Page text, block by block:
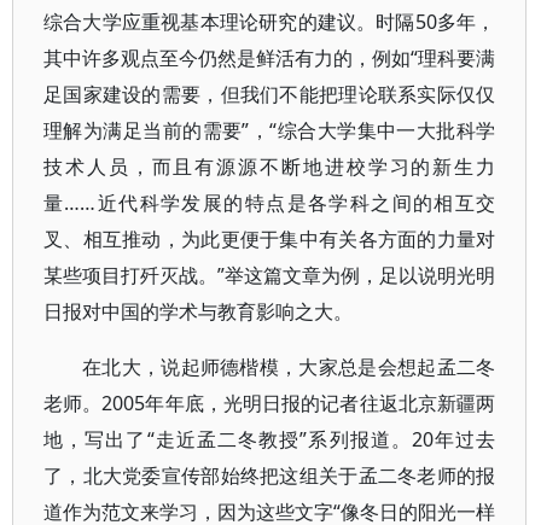
综合大学应重视基本理论研究的建议。时隔50多年，
其中许多观点至今仍然是鲜活有力的，例如“理科要满
足国家建设的需要，但我们不能把理论联系实际仅仅
理解为满足当前的需要”，“综合大学集中一大批科学
技术人员，而且有源源不断地进校学习的新生力
量……近代科学发展的特点是各学科之间的相互交
叉、相互推动，为此更便于集中有关各方面的力量对
某些项目打歼灭战。”举这篇文章为例，足以说明光明
日报对中国的学术与教育影响之大。
在北大，说起师德楷模，大家总是会想起孟二冬
老师。2005年年底，光明日报的记者往返北京新疆两
地，写出了“走近孟二冬教授”系列报道。20年过去
了，北大党委宣传部始终把这组关于孟二冬老师的报
道作为范文来学习，因为这些文字“像冬日的阳光一样